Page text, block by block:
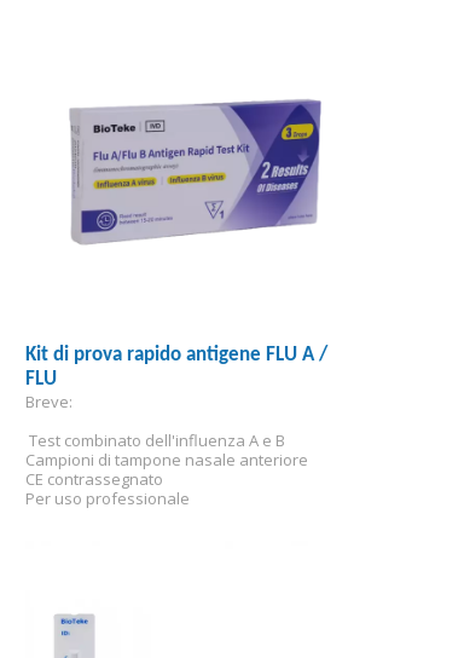
Kit di prova rapido antigene FLU A /
FLU
Breve:
Test combinato dell'influenza A e B
Campioni di tampone nasale anteriore
CE contrassegnato
Per uso professionale